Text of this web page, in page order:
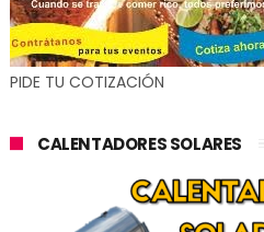
PIDE TU COTIZACIÓN
CALENTADORES SOLARES